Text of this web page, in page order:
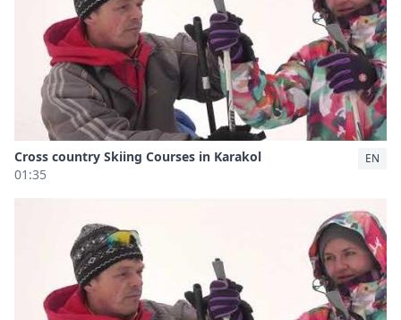
Cross country Skiing Courses in Karakol
01:35
EN